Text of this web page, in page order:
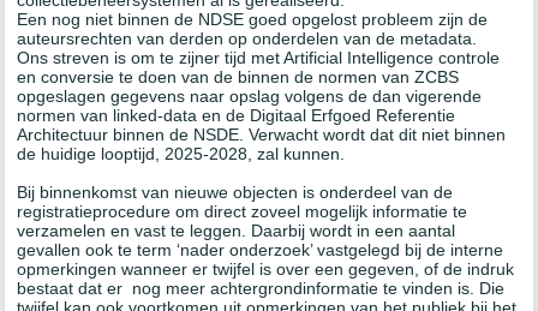
Een nog niet binnen de NDSE goed opgelost probleem zijn de
auteursrechten van derden op onderdelen van de metadata.
Ons streven is om te zijner tijd met Artificial Intelligence controle
en conversie te doen van de binnen de normen van ZCBS
opgeslagen gegevens naar opslag volgens de dan vigerende
normen van linked-data en de Digitaal Erfgoed Referentie
Architectuur binnen de NSDE. Verwacht wordt dat dit niet binnen
de huidige looptijd, 2025-2028, zal kunnen.
Bij binnenkomst van nieuwe objecten is onderdeel van de
registratieprocedure om direct zoveel mogelijk informatie te
verzamelen en vast te leggen. Daarbij wordt in een aantal
gevallen ook te term ‘nader onderzoek’ vastgelegd bij de interne
opmerkingen wanneer er twijfel is over een gegeven, of de indruk
bestaat dat er nog meer achtergrondinformatie te vinden is. Die